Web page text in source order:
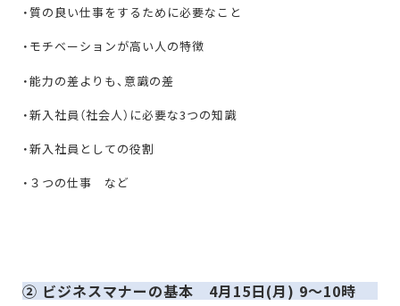
・質の良い仕事をするために必要なこと
・モチベーションが高い人の特徴
・能力の差よりも、意識の差
・新入社員（社会人）に必要な3つの知識
・新入社員としての役割
・３つの仕事 など
② ビジネスマナーの基本 4月15日(月) 9〜10時